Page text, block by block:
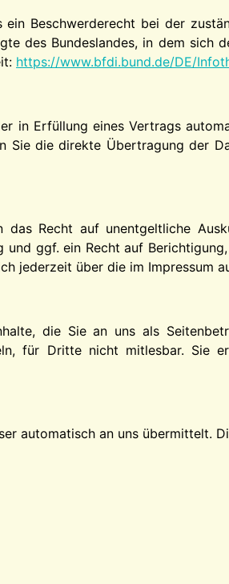
Beschwerderecht bei der
des Bundeslandes, in dem sich
https://www.bfdi.bund.de/DE/
in Erfüllung eines Vertrags
Sie die direkte Übertragung der
Recht auf unentgeltliche
ggf. ein Recht auf
jederzeit über die im Impressum
die Sie an uns als
für Dritte nicht mitlesbar. Sie
automatisch an uns übermittelt.